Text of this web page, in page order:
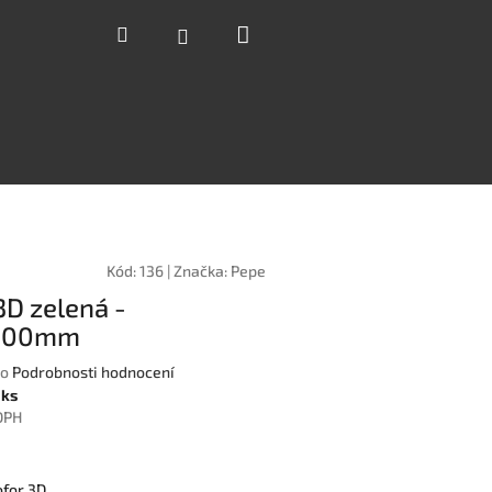
Hledat Přihlášení
Kód:136 |Značka: Pepe
zelená -
Podrobnosti hodnocení